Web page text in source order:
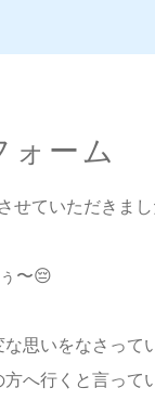
ォーム
せていただきま
〜😔
思いをなさって
へ行くと言って